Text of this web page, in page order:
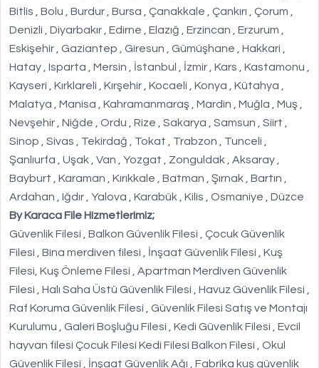
Bitlis , Bolu , Burdur , Bursa , Çanakkale , Çankırı , Çorum ,
Denizli , Diyarbakır , Edirne , Elazığ , Erzincan , Erzurum ,
Eskişehir , Gaziantep , Giresun , Gümüşhane , Hakkari ,
Hatay , Isparta , Mersin , İstanbul , İzmir , Kars , Kastamonu ,
Kayseri , Kırklareli , Kırşehir , Kocaeli , Konya , Kütahya ,
Malatya , Manisa , Kahramanmaraş , Mardin , Muğla , Muş ,
Nevşehir , Niğde , Ordu , Rize , Sakarya , Samsun , Siirt ,
Sinop , Sivas , Tekirdağ , Tokat , Trabzon , Tunceli ,
Şanlıurfa , Uşak , Van , Yozgat , Zonguldak , Aksaray ,
Bayburt , Karaman , Kırıkkale , Batman , Şırnak , Bartın ,
Ardahan , Iğdır , Yalova , Karabük , Kilis , Osmaniye , Düzce
By Karaca File Hizmetlerimiz;
Güvenlik Filesi , Balkon Güvenlik Filesi , Çocuk Güvenlik
Filesi , Bina merdiven filesi , İnşaat Güvenlik Filesi , Kuş
Filesi, Kuş Önleme Filesi , Apartman Merdiven Güvenlik
Filesi , Halı Saha Üstü Güvenlik Filesi , Havuz Güvenlik Filesi ,
Raf Koruma Güvenlik Filesi , Güvenlik Filesi Satış ve Montajı
Kurulumu , Galeri Boşluğu Filesi , Kedi Güvenlik Filesi , Evcil
hayvan filesi Çocuk Filesi Kedi Filesi Balkon Filesi , Okul
Güvenlik Filesi , İnşaat Güvenlik Ağı , Fabrika kuş güvenlik